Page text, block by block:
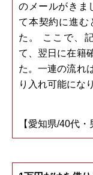
のメールがきま
て本契約に進む
た。 ここで、
て、翌日に在籍
た。一連の流れ
り入れ可能にな
【愛知県/40代・